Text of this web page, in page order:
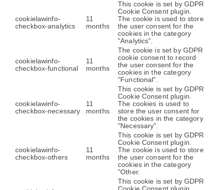
cookielawinfo-
checkbox-analytics
11
months
This cookie is set by GDPR
Cookie Consent plugin.
The cookie is used to store
the user consent for the
cookies in the category
"Analytics".
cookielawinfo-
checkbox-functional
11
months
The cookie is set by GDPR
cookie consent to record
the user consent for the
cookies in the category
"Functional".
cookielawinfo-
checkbox-necessary
11
months
This cookie is set by GDPR
Cookie Consent plugin.
The cookies is used to
store the user consent for
the cookies in the category
"Necessary".
cookielawinfo-
checkbox-others
11
months
This cookie is set by GDPR
Cookie Consent plugin.
The cookie is used to store
the user consent for the
cookies in the category
"Other.
This cookie is set by GDPR